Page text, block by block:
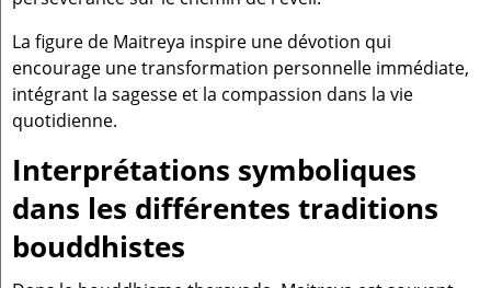
La figure de Maitreya inspire une dévotion qui
encourage une transformation personnelle immédiate,
intégrant la sagesse et la compassion dans la vie
quotidienne.
Interprétations symboliques
dans les différentes traditions
bouddhistes